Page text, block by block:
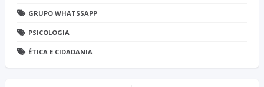
GRUPO WHATSSAPP
PSICOLOGIA
ÉTICA E CIDADANIA